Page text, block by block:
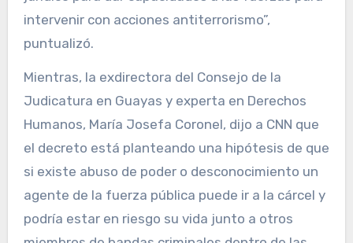
intervenir con acciones antiterrorismo”,
puntualizó.
Mientras, la exdirectora del Consejo de la
Judicatura en Guayas y experta en Derechos
Humanos, María Josefa Coronel, dijo a CNN que
el decreto está planteando una hipótesis de que
si existe abuso de poder o desconocimiento un
agente de la fuerza pública puede ir a la cárcel y
podría estar en riesgo su vida junto a otros